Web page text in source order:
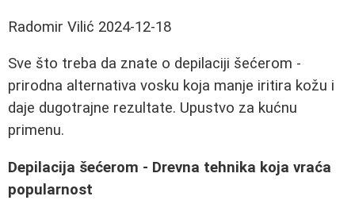
Radomir Vilić 2024-12-18
Sve što treba da znate o depilaciji šećerom -
prirodna alternativa vosku koja manje iritira kožu i
daje dugotrajne rezultate. Upustvo za kućnu
primenu.
Depilacija šećerom - Drevna tehnika koja vraća
popularnost